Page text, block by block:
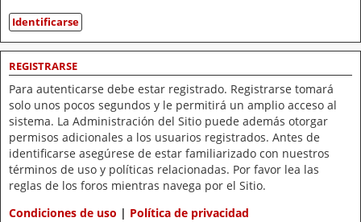
REGISTRARSE
Para autenticarse debe estar registrado. Registrarse tomará
solo unos pocos segundos y le permitirá un amplio acceso al
sistema. La Administración del Sitio puede además otorgar
permisos adicionales a los usuarios registrados. Antes de
identificarse asegúrese de estar familiarizado con nuestros
términos de uso y políticas relacionadas. Por favor lea las
reglas de los foros mientras navega por el Sitio.
Condiciones de uso | Política de privacidad